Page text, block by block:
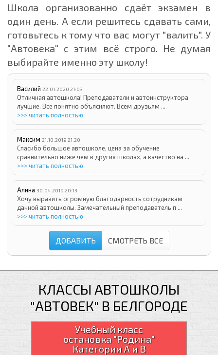
Школа организованно сдаёт экзамен в
один день. А если решитесь сдавать сами,
готовьтесь к тому что вас могут "валить". У
"Автовека" с этим всё строго. Не думая
выбирайте именно эту школу!
Василий 22.01.2020 21:03
Отличная автошкола! Преподаватели и автоинструктора
лучшие. Всё понятно объясняют. Всем друзьям ...
>>> читать полностью
Максим 21.10.2019 21:20
Спасибо большое автошколе, цена за обучение
сравнительно ниже чем в других школах, а качество на ...
>>> читать полностью
Алина 30.04.2019 20:13
Хочу выразить огромную благодарность сотрудникам
данной автошколы. Замечательный преподаватель п ...
>>> читать полностью
ДОБАВИТЬ СМОТРЕТЬ ВСЕ
КЛАССЫ АВТОШКОЛЫ
"АВТОВЕК" В БЕЛГОРОДЕ
Учебный класс
остановка "Родина"
Категории А и В